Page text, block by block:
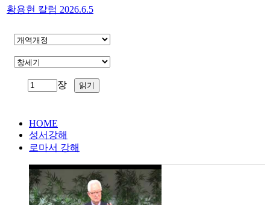
황용현 칼럼 2026.6.5
장
HOME
성서강해
로마서 강해